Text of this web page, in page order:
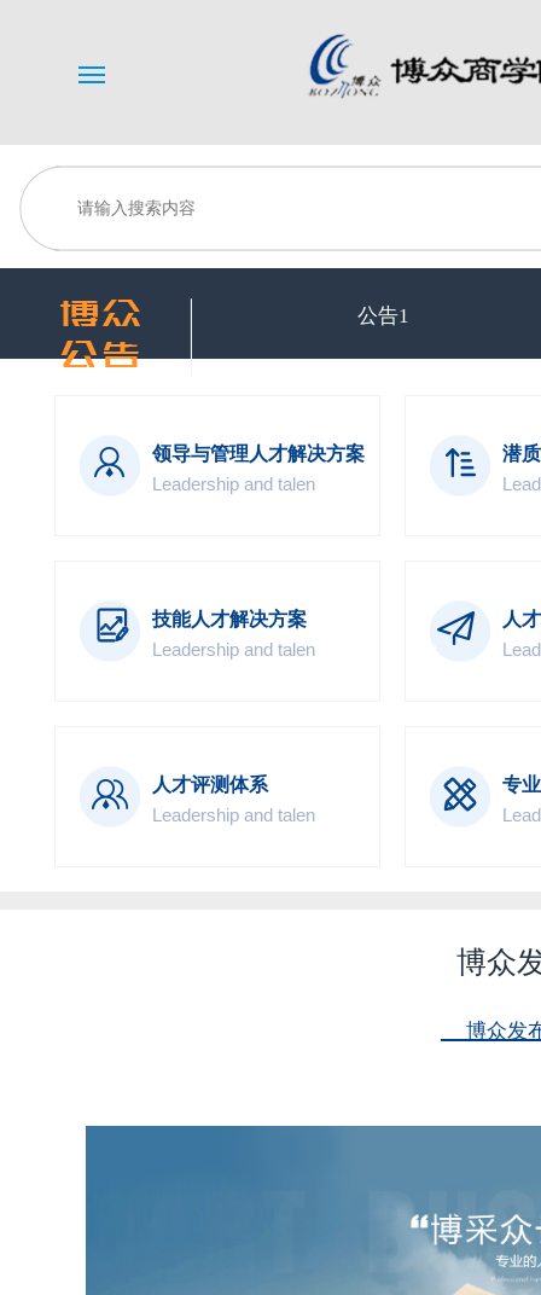
公告1
领导与管理人才解决方案
Leadership and talen
潜
技能人才解决方案
Leadership and talen
人
人才评测体系
Leadership and talen
专
博众
博众发